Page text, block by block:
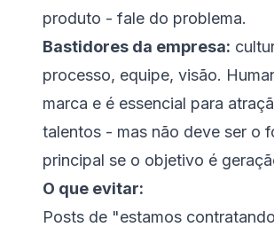
produto - fale do problema.
Bastidores da empresa:
processo, equipe, visão.
marca e é essencial para
talentos - mas não deve ser o
principal se o objetivo é
O que evitar:
Posts de "estamos